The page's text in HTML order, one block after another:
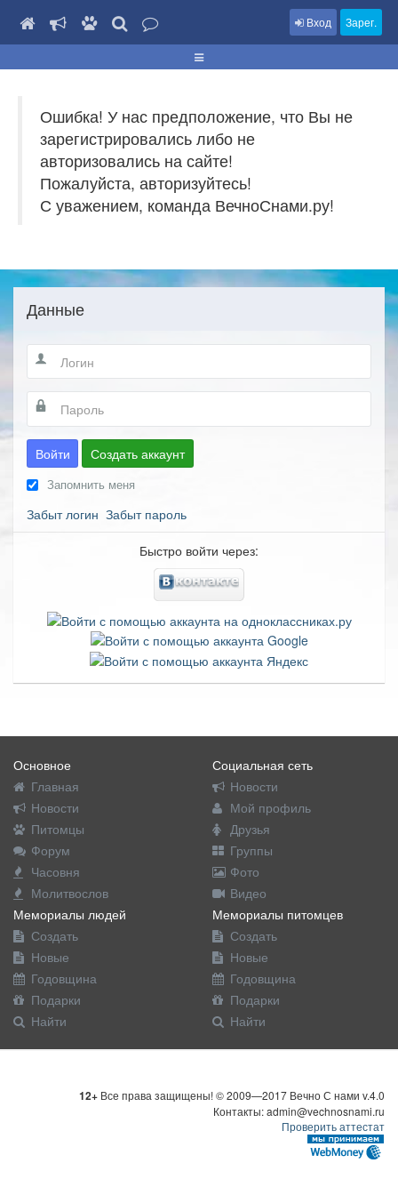
Вход Зарег.
Ошибка! У нас предположение, что Вы не
зарегистрировались либо не
авторизовались на сайте!
Пожалуйста, авторизуйтесь!
С уважением, команда ВечноСнами.ру!
Данные
Войти Создать аккаунт
Запомнить меня
Забыт логин Забыт пароль
Быстро войти через:
Основное
Главная
Новости
Питомцы
Форум
Часовня
Молитвослов
Социальная сеть
Новости
Мой профиль
Друзья
Группы
Фото
Видео
Мемориалы людей
Создать
Новые
Годовщина
Подарки
Найти
Мемориалы питомцев
Создать
Новые
Годовщина
Подарки
Найти
12+ Все права защищены! © 2009—2017 Вечно С нами v.4.0
Контакты: admin@vechnosnami.ru
Проверить аттестат